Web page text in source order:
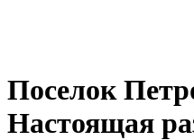
Поселок
Настоящая